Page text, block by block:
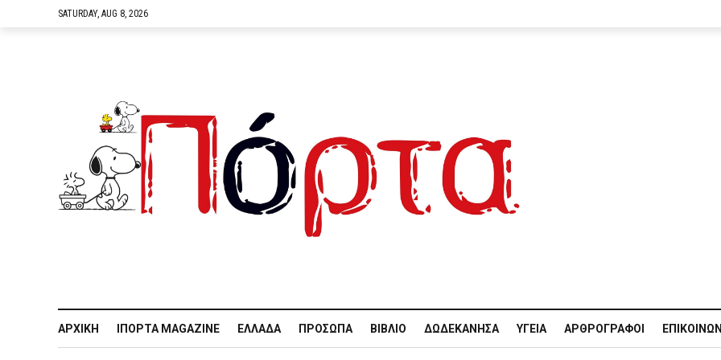
SATURDAY, AUG 8, 2026
ΑΡΧΙΚΉ IΠΌΡΤΑ MAGAZINE ΕΛΛΆΔΑ ΠΡΌΣΩΠΑ ΒΙΒΛΊΟ ΔΩΔΕΚΆΝΗΣΑ ΥΓΕΊΑ ΑΡΘΡΟΓΡΆΦΟΙ